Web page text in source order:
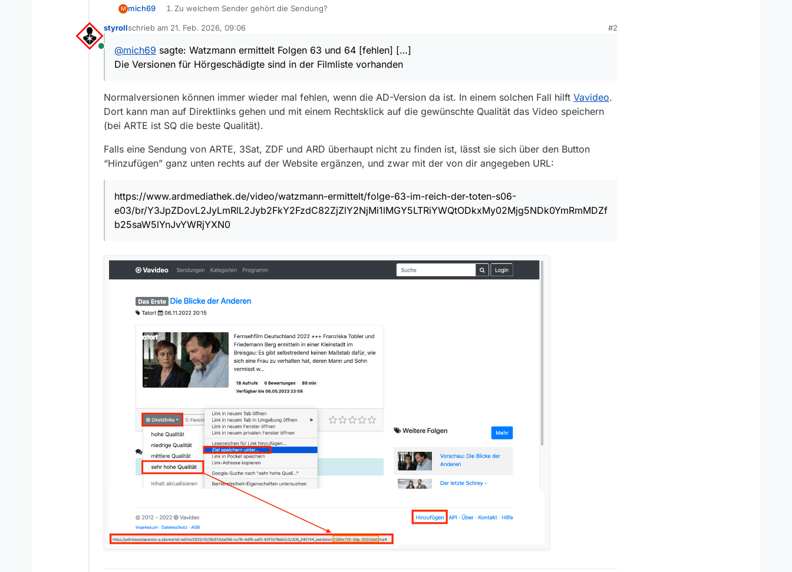
M mich69
Zu welchem Sender gehört die Sendung?
Watzmann ermittelt
Wie heißt die Folge?
64 - Mutterliebe
Link zu der Sendung in der Mediathek des Senders
https://www.ardmediathek.de/video/watzmann-ermittelt/folge-63-im-reich-der-toten-s06-
YnJvYWRjYXN0
https://www.ardmediathek.de/video/watzmann-ermittelt/folge-64-mutterliebe-s06-
e04/br/Y3JpZDovL2JyLmRlL2Jyb2FkY2FzdC9lMjgwODI1NS0yNWNiLTRjMmUtYTYwOC1hMTgyNzc5NWM2ZTdfb25saW
Welches Betriebssystem wird verwendet?
macOS Tahoe 26.2
Weitere Infos
Die Versionen für Hörgeschädigte sind in der Filmliste vorhanden
Online
styrollschrieb am 21. Feb. 2026, 09:06
zuletzt editiert von
#2
@mich69 sagte: Watzmann ermittelt Folgen 63 und 64 [fehlen] […]
Die Versionen für Hörgeschädigte sind in der Filmliste vorhanden
Normalversionen können immer wieder mal fehlen, wenn die AD-Version da ist. In einem solchen Fall hilft Vavideo.
Dort kann man auf Direktlinks gehen und mit einem Rechtsklick auf die gewünschte Qualität das Video speichern
(bei ARTE ist SQ die beste Qualität).
Falls eine Sendung von ARTE, 3Sat, ZDF und ARD überhaupt nicht zu finden ist, lässt sie sich über den Button
“Hinzufügen” ganz unten rechts auf der Website ergänzen, und zwar mit der von dir angegeben URL:
https://www.ardmediathek.de/video/watzmann-ermittelt/folge-63-im-reich-der-toten-s06-
e03/br/Y3JpZDovL2JyLmRlL2Jyb2FkY2FzdC82ZjZlY2NjMi1lMGY5LTRiYWQtODkxMy02Mjg5NDk0YmRmMDZf
b25saW5lYnJvYWRjYXN0